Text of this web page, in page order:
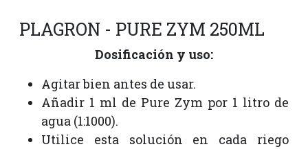
PLAGRON - PURE ZYM 250ML
Dosificación y uso:
Agitar bien antes de usar.
Añadir 1 ml de Pure Zym por 1 litro de
agua (1:1000).
Utilice esta solución en cada riego